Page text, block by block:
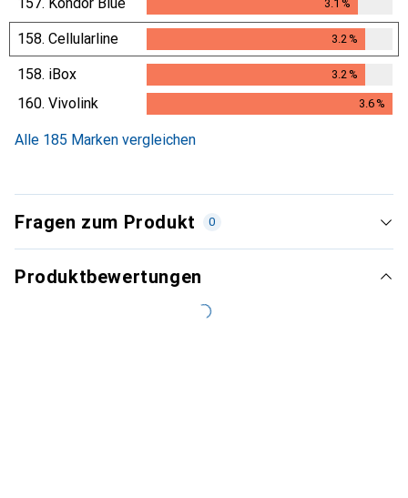
3.1 %
3.1%
158. Cellularline 3.2 %
3.2%
158. iBox 3.2 %
3.2%
160. Vivolink 3.6%
Alle 185 Marken vergleichen
Fragen zum Produkt 0
Produktbewertungen